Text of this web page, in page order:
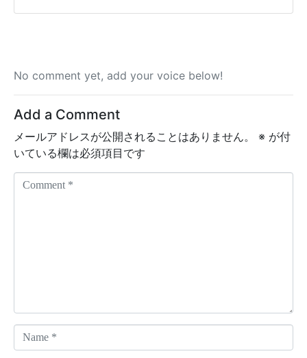
No comment yet, add your voice below!
Add a Comment
メールアドレスが公開されることはありません。 ※ が付
いている欄は必須項目です
a